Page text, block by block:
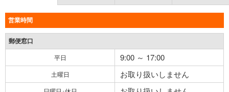
営業時間
郵便窓口
平日 9:00 ～ 17:00
土曜日 お取り扱いしません